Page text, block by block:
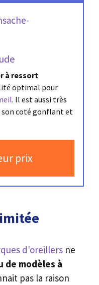
à ressort
optimal pour
. Il est aussi très
son coté gonflant et
prix
d'oreillers ne
de modèles à
pas la raison